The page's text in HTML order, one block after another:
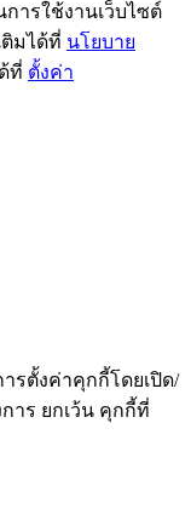
ารใช้งานเว็บไซต์
มได้ที่ นโยบาย
ที่ ตั้งค่า
รตั้งค่าคุกกี้โดยเปิด/
าร ยกเว้น คุกกี้ที่